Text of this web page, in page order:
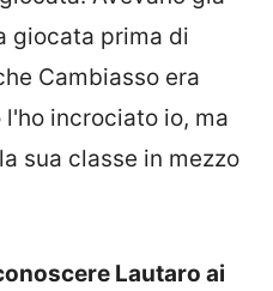
giocata prima di
Cambiasso era
incrociato io, ma
sua classe in mezzo
Lautaro ai